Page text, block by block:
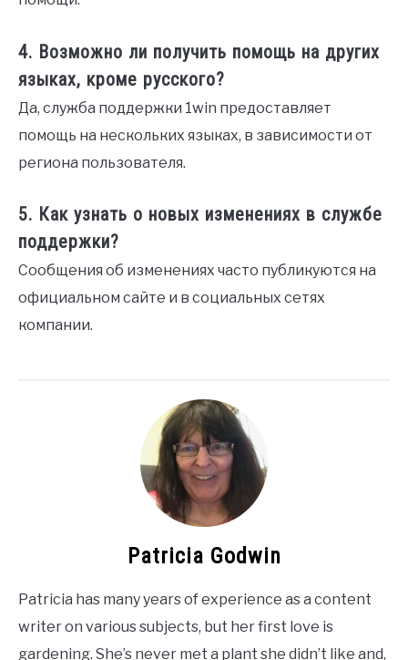
4. Возможно ли получить помощь на других
языках, кроме русского?
Да, служба поддержки 1win предоставляет
помощь на нескольких языках, в зависимости от
региона пользователя.
5. Как узнать о новых изменениях в службе
поддержки?
Сообщения об изменениях часто публикуются на
официальном сайте и в социальных сетях
компании.
Patricia Godwin
Patricia has many years of experience as a content
writer on various subjects, but her first love is
gardening. She’s never met a plant she didn’t like and,